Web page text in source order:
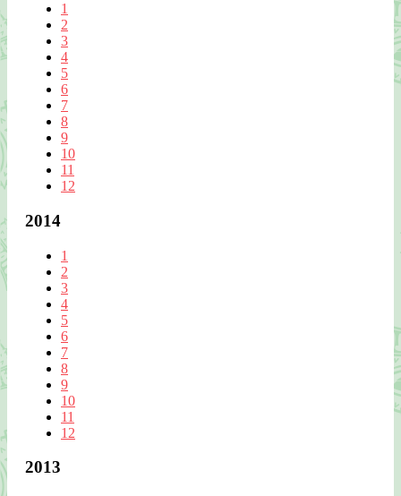
1
2
3
4
5
6
7
8
9
10
11
12
2014
1
2
3
4
5
6
7
8
9
10
11
12
2013